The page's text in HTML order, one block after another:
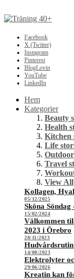
Facebook
X (Twitter)
Instagram
Pinterest
BlogLovin
YouTube
LinkedIn
Hem
Kategorier
Beauty
Health
Kitchen
Life
Travel
View All
Kollagen,
05/12/2025
Sköna
15/02/2024
Välkommen
2023 i Örebro
28/11/2023
Hudvårdsrutin
14/08/2023
Elektrolyter
29/06/2026
Kreatin kan